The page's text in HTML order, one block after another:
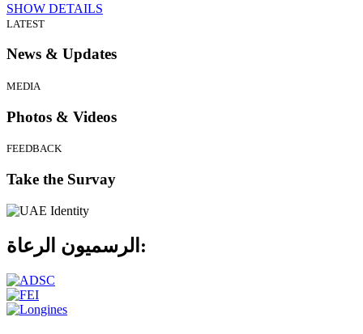
SHOW DETAILS
LATEST
News & Updates
MEDIA
Photos & Videos
FEEDBACK
Take the Survay
الرسميون الرعاة: